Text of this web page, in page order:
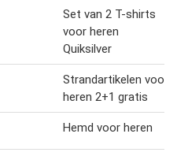
Set van 2 T-shirts
voor heren
Quiksilver
Strandartikelen voor
heren 2+1 gratis
Hemd voor heren